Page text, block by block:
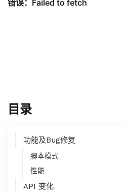
目录
功能及Bug修复
脚本模式
性能
API 变化